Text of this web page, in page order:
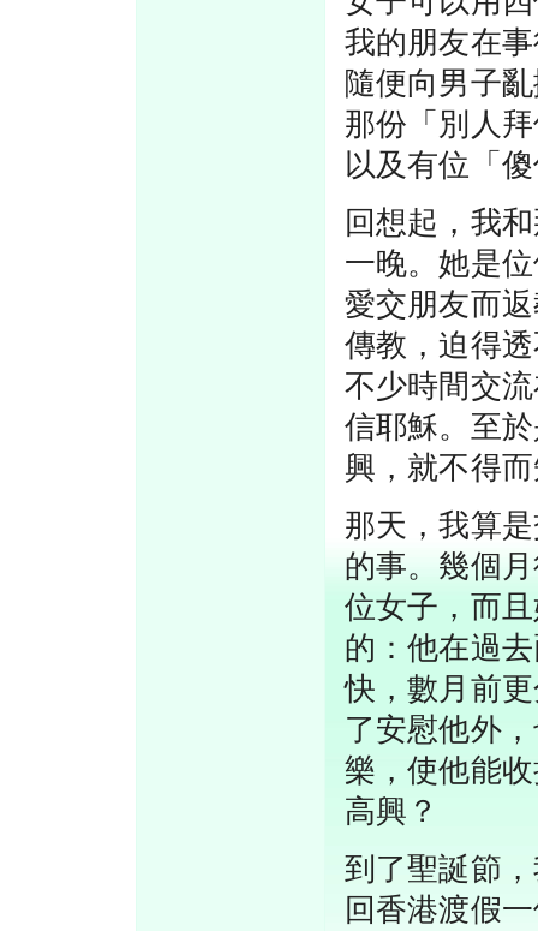
我的朋友在
隨便向男子
那份「別人
以及有位「
回想起，我
一晚。她是
愛交朋友而
傳教，迫得
不少時間交
信耶穌。至
興，就不得
那天，我算
的事。幾個
位女子，而
的：他在過
快，數月前
了安慰他外
樂，使他能
高興？
到了聖誕節
回香港渡假